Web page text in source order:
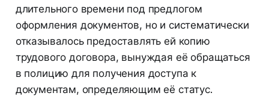
длительного времени под предлогом
оформления документов, но и систематически
отказывалось предоставлять ей копию
трудового договора, вынуждая её обращаться
в полицию для получения доступа к
документам, определяющим её статус.